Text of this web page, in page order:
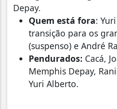
Depay.
Quem está fora:
transição para os
(suspenso) e André
Pendurados: Cacá,
Memphis Depay,
Yuri Alberto.